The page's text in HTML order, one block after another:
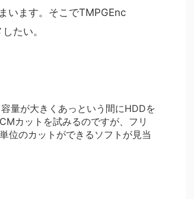
います。そこでTMPGEnc
たい。
量が大きくあっという間にHDDを
カットを試みるのですが、フリ
位のカットができるソフトが見当